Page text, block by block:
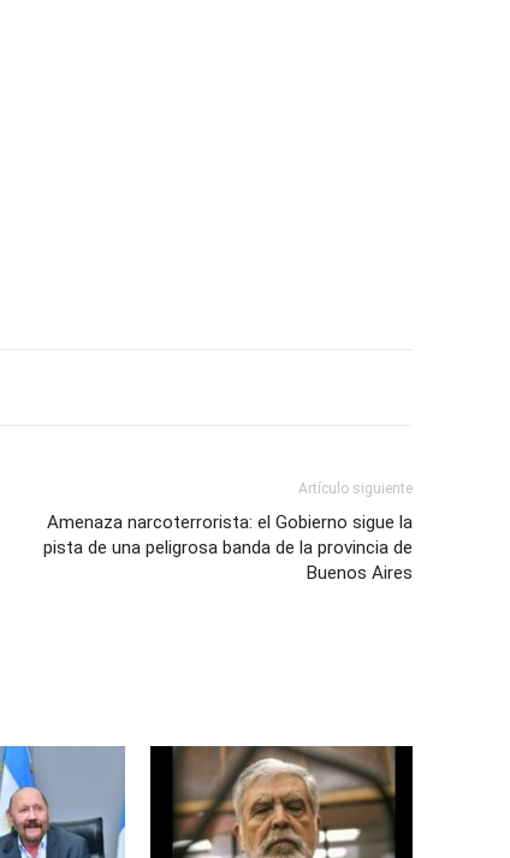
Artículo siguiente
Amenaza narcoterrorista: el Gobierno sigue la
pista de una peligrosa banda de la provincia de
Buenos Aires